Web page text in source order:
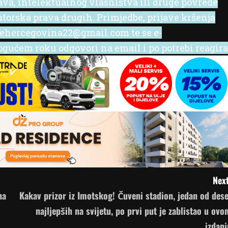
prava drugih. Primjedbe, prijave kršenja
te se e-
roku odgovori na email i po potrebi
Kakav prizor iz Imotskog! Čuveni stadion, jedan od
najljepših na svijetu, po prvi put je zablistao u